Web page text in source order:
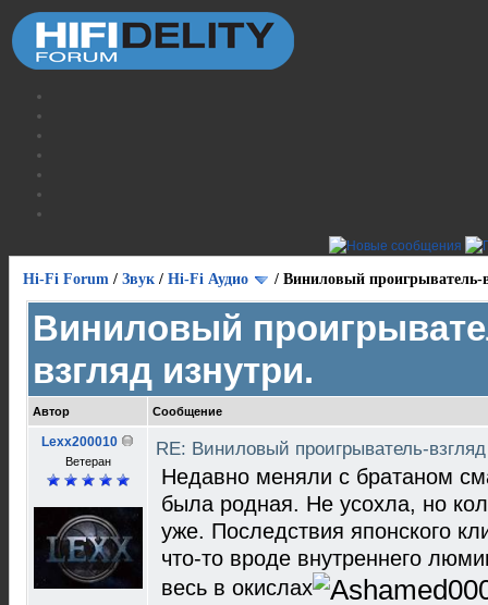
Hi-Fi Forum / Звук / Hi-Fi Аудио / Виниловый проигрыватель-
Виниловый
взгляд изнутри.
Автор Сообщение
Lexx200010
Ветеран
RE: Виниловый проигрыватель-
Недавно меняли с братаном
была родная. Не усохла, но
уже. Последствия японского
что-то вроде внутреннего
весь в окислах